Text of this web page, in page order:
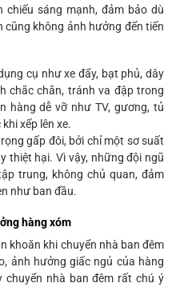
chiếu sáng mạnh, đảm bảo dù
không ảnh hưởng đến tiến
cụ như xe đẩy, bạt phủ, dây
chắc chắn, tránh va đập trong
hàng dễ vỡ như TV, gương, tủ
xếp lên xe.
gấp đôi, bởi chỉ một sơ suất
thiệt hại. Vì vậy, những đội ngũ
trung, không chủ quan, đảm
như ban đầu.
hàng xóm
khoăn khi chuyển nhà ban đêm
ảnh hưởng giấc ngủ của hàng
chuyển nhà ban đêm rất chú ý